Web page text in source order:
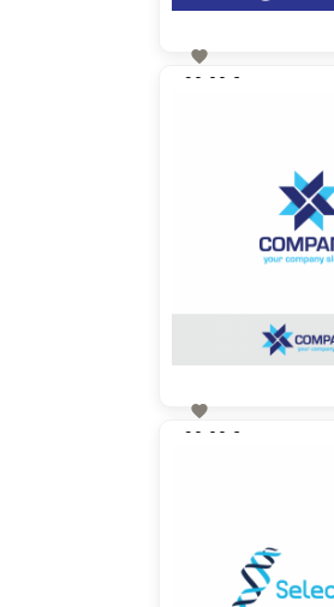

90,00 €

90,00 €